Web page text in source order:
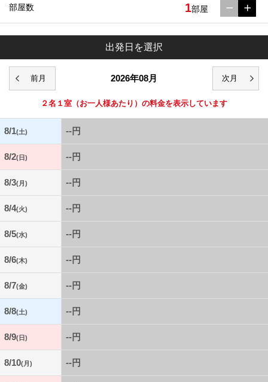
部屋数 1部屋
出発日を選択
2026年08月
２名１室 （お一人様あたり）の料金を表示しています
8/1(土) --円
8/2(日) --円
8/3(月) --円
8/4(火) --円
8/5(水) --円
8/6(木) --円
8/7(金) --円
8/8(土) --円
8/9(日) --円
8/10(月) --円